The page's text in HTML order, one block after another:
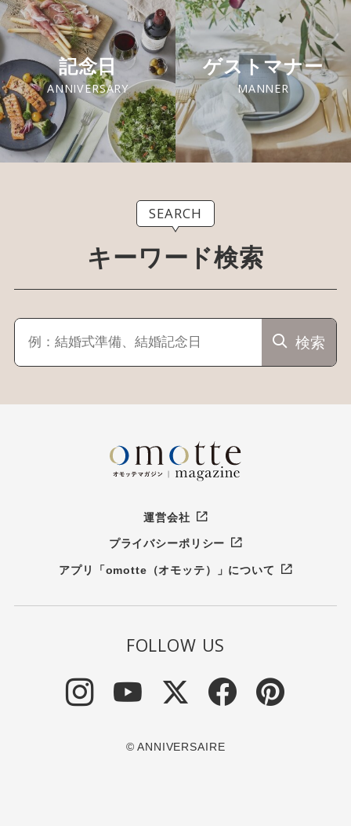
記念日
ANNIVERSARY
ゲストマナー
MANNER
SEARCH
キーワード検索
検索
運営会社
プライバシーポリシー
アプリ「omotte（オモッテ）」について
FOLLOW US
© ANNIVERSAIRE